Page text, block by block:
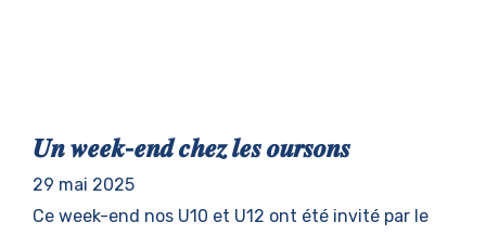
𝑼𝒏 𝒘𝒆𝒆𝒌-𝒆𝒏𝒅 𝒄𝒉𝒆𝒛 𝒍𝒆𝒔 𝒐𝒖𝒓𝒔𝒐𝒏𝒔
29 mai 2025
Ce week-end nos U10 et U12 ont été invité par le